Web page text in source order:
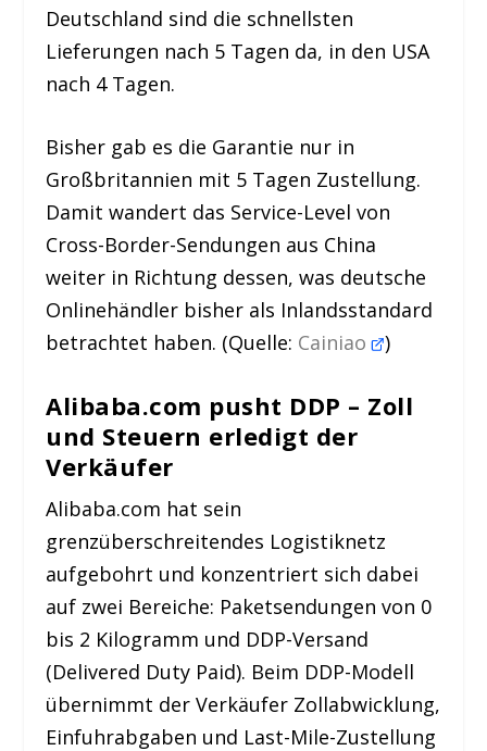
Deutschland sind die schnellsten
Lieferungen nach 5 Tagen da, in den USA
nach 4 Tagen.
Bisher gab es die Garantie nur in
Großbritannien mit 5 Tagen Zustellung.
Damit wandert das Service-Level von
Cross-Border-Sendungen aus China
weiter in Richtung dessen, was deutsche
Onlinehändler bisher als Inlandsstandard
betrachtet haben. (Quelle: Cainiao )
Alibaba.com pusht DDP – Zoll
und Steuern erledigt der
Verkäufer
Alibaba.com hat sein
grenzüberschreitendes Logistiknetz
aufgebohrt und konzentriert sich dabei
auf zwei Bereiche: Paketsendungen von 0
bis 2 Kilogramm und DDP-Versand
(Delivered Duty Paid). Beim DDP-Modell
übernimmt der Verkäufer Zollabwicklung,
Einfuhrabgaben und Last-Mile-Zustellung